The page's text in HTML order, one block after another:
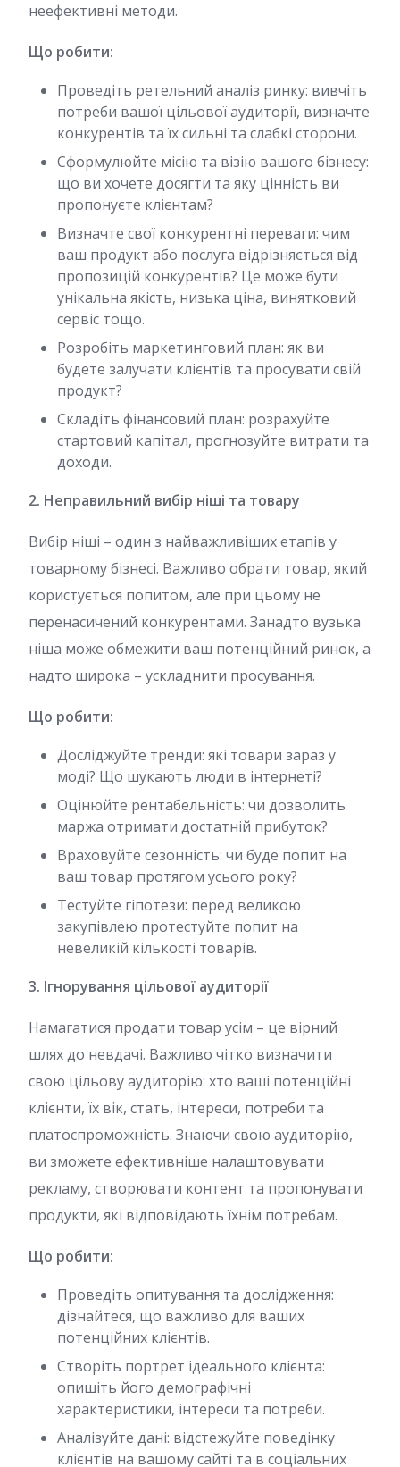
неефективні методи.
Що робити:
Проведіть ретельний аналіз ринку: вивчіть
потреби вашої цільової аудиторії, визначте
конкурентів та їх сильні та слабкі сторони.
Сформулюйте місію та візію вашого бізнесу:
що ви хочете досягти та яку цінність ви
пропонуєте клієнтам?
Визначте свої конкурентні переваги: чим
ваш продукт або послуга відрізняється від
пропозицій конкурентів? Це може бути
унікальна якість, низька ціна, винятковий
сервіс тощо.
Розробіть маркетинговий план: як ви
будете залучати клієнтів та просувати свій
продукт?
Складіть фінансовий план: розрахуйте
стартовий капітал, прогнозуйте витрати та
доходи.
2. Неправильний вибір ніші та товару
Вибір ніші – один з найважливіших етапів у
товарному бізнесі. Важливо обрати товар, який
користується попитом, але при цьому не
перенасичений конкурентами. Занадто вузька
ніша може обмежити ваш потенційний ринок, а
надто широка – ускладнити просування.
Що робити:
Досліджуйте тренди: які товари зараз у
моді? Що шукають люди в інтернеті?
Оцінюйте рентабельність: чи дозволить
маржа отримати достатній прибуток?
Враховуйте сезонність: чи буде попит на
ваш товар протягом усього року?
Тестуйте гіпотези: перед великою
закупівлею протестуйте попит на
невеликій кількості товарів.
3. Ігнорування цільової аудиторії
Намагатися продати товар усім – це вірний
шлях до невдачі. Важливо чітко визначити
свою цільову аудиторію: хто ваші потенційні
клієнти, їх вік, стать, інтереси, потреби та
платоспроможність. Знаючи свою аудиторію,
ви зможете ефективніше налаштовувати
рекламу, створювати контент та пропонувати
продукти, які відповідають їхнім потребам.
Що робити:
Проведіть опитування та дослідження:
дізнайтеся, що важливо для ваших
потенційних клієнтів.
Створіть портрет ідеального клієнта:
опишіть його демографічні
характеристики, інтереси та потреби.
Аналізуйте дані: відстежуйте поведінку
клієнтів на вашому сайті та в соціальних